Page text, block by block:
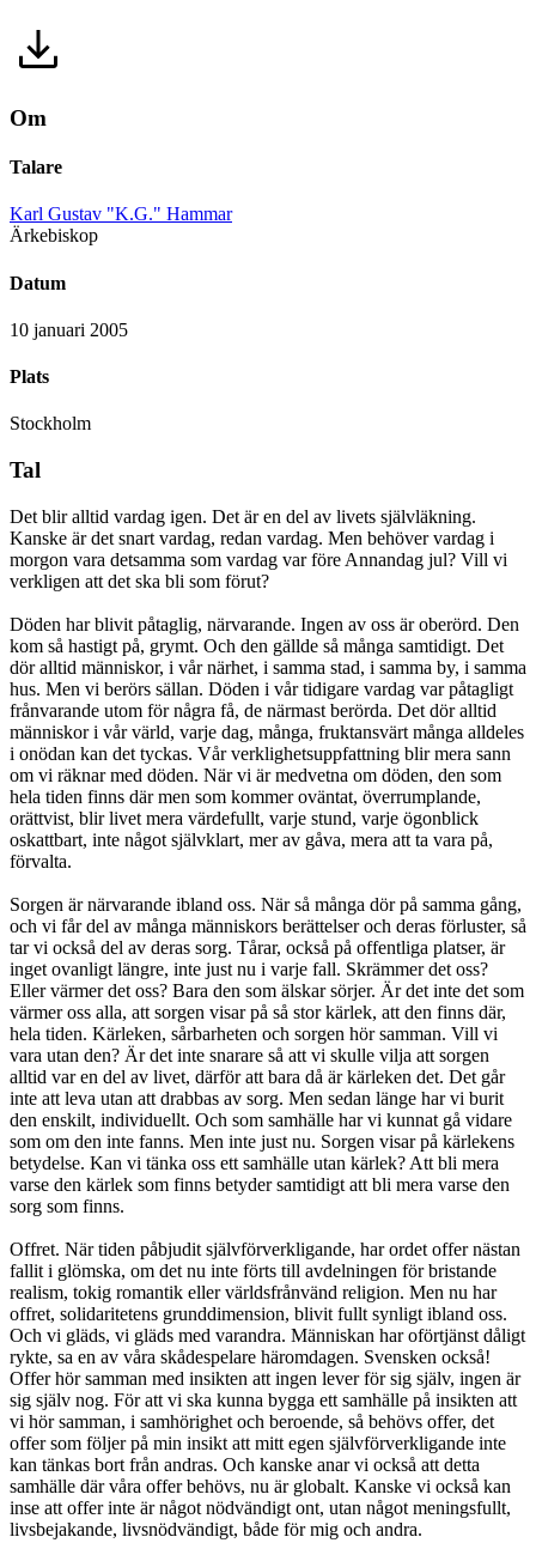
Om
Talare
Karl Gustav "K.G." Hammar
Ärkebiskop
Datum
10 januari 2005
Plats
Stockholm
Tal
Det blir alltid vardag igen. Det är en del av livets självläkning.
Kanske är det snart vardag, redan vardag. Men behöver vardag i
morgon vara detsamma som vardag var före Annandag jul? Vill vi
verkligen att det ska bli som förut?
Döden har blivit påtaglig, närvarande. Ingen av oss är oberörd. Den
kom så hastigt på, grymt. Och den gällde så många samtidigt. Det
dör alltid människor, i vår närhet, i samma stad, i samma by, i samma
hus. Men vi berörs sällan. Döden i vår tidigare vardag var påtagligt
frånvarande utom för några få, de närmast berörda. Det dör alltid
människor i vår värld, varje dag, många, fruktansvärt många alldeles
i onödan kan det tyckas. Vår verklighetsuppfattning blir mera sann
om vi räknar med döden. När vi är medvetna om döden, den som
hela tiden finns där men som kommer oväntat, överrumplande,
orättvist, blir livet mera värdefullt, varje stund, varje ögonblick
oskattbart, inte något självklart, mer av gåva, mera att ta vara på,
förvalta.
Sorgen är närvarande ibland oss. När så många dör på samma gång,
och vi får del av många människors berättelser och deras förluster, så
tar vi också del av deras sorg. Tårar, också på offentliga platser, är
inget ovanligt längre, inte just nu i varje fall. Skrämmer det oss?
Eller värmer det oss? Bara den som älskar sörjer. Är det inte det som
värmer oss alla, att sorgen visar på så stor kärlek, att den finns där,
hela tiden. Kärleken, sårbarheten och sorgen hör samman. Vill vi
vara utan den? Är det inte snarare så att vi skulle vilja att sorgen
alltid var en del av livet, därför att bara då är kärleken det. Det går
inte att leva utan att drabbas av sorg. Men sedan länge har vi burit
den enskilt, individuellt. Och som samhälle har vi kunnat gå vidare
som om den inte fanns. Men inte just nu. Sorgen visar på kärlekens
betydelse. Kan vi tänka oss ett samhälle utan kärlek? Att bli mera
varse den kärlek som finns betyder samtidigt att bli mera varse den
sorg som finns.
Offret. När tiden påbjudit självförverkligande, har ordet offer nästan
fallit i glömska, om det nu inte förts till avdelningen för bristande
realism, tokig romantik eller världsfrånvänd religion. Men nu har
offret, solidaritetens grunddimension, blivit fullt synligt ibland oss.
Och vi gläds, vi gläds med varandra. Människan har oförtjänst dåligt
rykte, sa en av våra skådespelare häromdagen. Svensken också!
Offer hör samman med insikten att ingen lever för sig själv, ingen är
sig själv nog. För att vi ska kunna bygga ett samhälle på insikten att
vi hör samman, i samhörighet och beroende, så behövs offer, det
offer som följer på min insikt att mitt egen självförverkligande inte
kan tänkas bort från andras. Och kanske anar vi också att detta
samhälle där våra offer behövs, nu är globalt. Kanske vi också kan
inse att offer inte är något nödvändigt ont, utan något meningsfullt,
livsbejakande, livsnödvändigt, både för mig och andra.